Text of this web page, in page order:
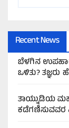
Recent News
ಬೆಳಗಿನ
ಒಳಿತು? ತಜ್ಞರು
ತಾಯ್ನುಡಿಯ
ಕಡೆಗಣಿಸುವವರ